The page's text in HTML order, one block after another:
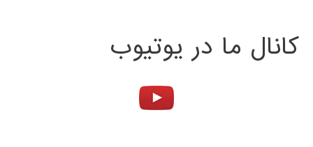
کانال ما در یوتیوب